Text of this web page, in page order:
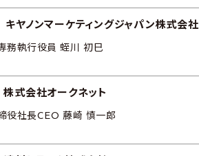
キヤノンマーケティングジャパン株式会社
務執行役員 蛭川 初巳
株式会社オークネット
役社長CEO 藤崎 慎一郎